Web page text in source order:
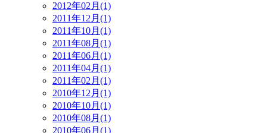
2012年02月(1)
2011年12月(1)
2011年10月(1)
2011年08月(1)
2011年06月(1)
2011年04月(1)
2011年02月(1)
2010年12月(1)
2010年10月(1)
2010年08月(1)
2010年06月(1)